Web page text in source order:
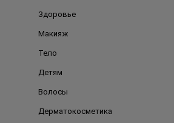
Здоровье
Макияж
Тело
Детям
Волосы
Дерматокосметика